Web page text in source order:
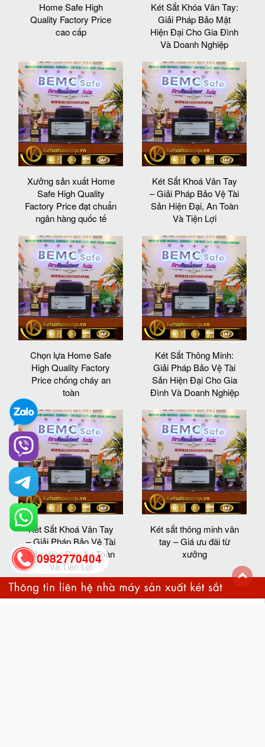
Home Safe High
Quality Factory Price
cao cấp
Két Sắt Khóa Vân Tay:
Giải Pháp Bảo Mật
Hiện Đại Cho Gia Đình
Và Doanh Nghiệp
Xưởng sản xuất Home
Safe High Quality
Factory Price đạt chuẩn
ngân hàng quốc tế
Két Sắt Khoá Vân Tay
– Giải Pháp Bảo Vệ Tài
Sản Hiện Đại, An Toàn
Và Tiện Lợi
Chọn lựa Home Safe
High Quality Factory
Price chống cháy an
toàn
Két Sắt Thông Minh:
Giải Pháp Bảo Vệ Tài
Sản Hiện Đại Cho Gia
Đình Và Doanh Nghiệp
Két Sắt Khoá Vân Tay
– Giải Pháp Bảo Vệ Tài
Sản Hiện Đại, An Toàn
Và Tiện Lợi
Két sắt thông minh vân
tay – Giá ưu đãi từ
xưởng
0982770404
back